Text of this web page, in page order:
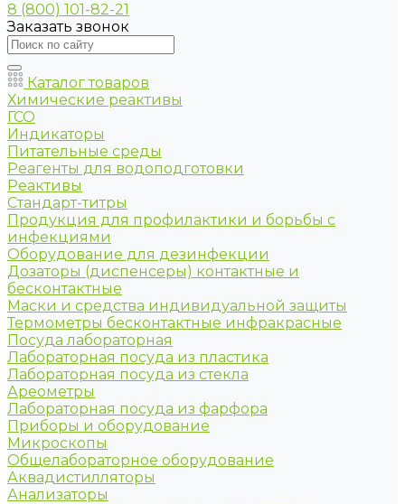
8 (800) 101-82-21
Заказать звонок
Каталог товаров
Химические реактивы
ГСО
Индикаторы
Питательные среды
Реагенты для водоподготовки
Реактивы
Стандарт-титры
Продукция для профилактики и борьбы с
инфекциями
Оборудование для дезинфекции
Дозаторы (диспенсеры) контактные и
бесконтактные
Маски и средства индивидуальной защиты
Термометры бесконтактные инфракрасные
Посуда лабораторная
Лабораторная посуда из пластика
Лабораторная посуда из стекла
Ареометры
Лабораторная посуда из фарфора
Приборы и оборудование
Микроскопы
Общелабораторное оборудование
Аквадистилляторы
Анализаторы